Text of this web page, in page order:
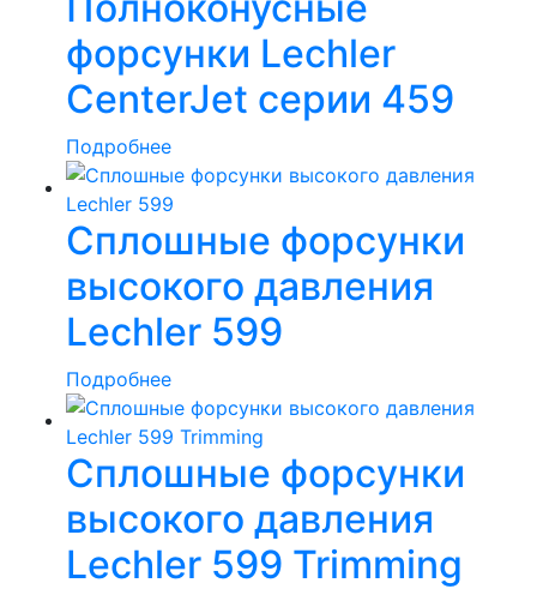
форсунки Lechler
CenterJet серии 459
Подробнее
Сплошные форсунки
высокого давления
Lechler 599
Подробнее
Сплошные форсунки
высокого давления
Lechler 599 Trimming